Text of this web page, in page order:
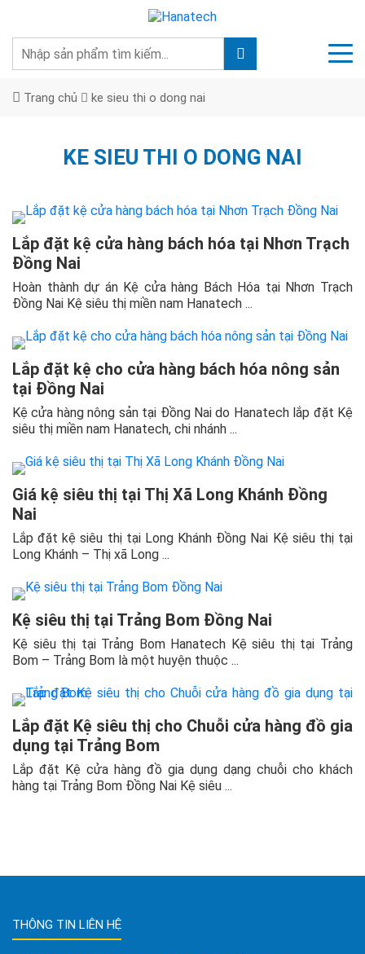
Trang chủ ke sieu thi o dong nai
KE SIEU THI O DONG NAI
Lắp đặt kệ cửa hàng bách hóa tại Nhơn Trạch
Đồng Nai
Hoàn thành dự án Kệ cửa hàng Bách Hóa tại Nhơn Trạch
Đồng Nai Kệ siêu thị miền nam Hanatech ...
Lắp đặt kệ cho cửa hàng bách hóa nông sản
tại Đồng Nai
Kệ cửa hàng nông sản tại Đồng Nai do Hanatech lắp đặt Kệ
siêu thị miền nam Hanatech, chi nhánh ...
Giá kệ siêu thị tại Thị Xã Long Khánh Đồng
Nai
Lắp đặt kệ siêu thị tại Long Khánh Đồng Nai Kệ siêu thị tại
Long Khánh – Thị xã Long ...
Kệ siêu thị tại Trảng Bom Đồng Nai
Kệ siêu thị tại Trảng Bom Hanatech Kệ siêu thị tại Trảng
Bom – Trảng Bom là một huyện thuộc ...
Lắp đặt Kệ siêu thị cho Chuỗi cửa hàng đồ gia
dụng tại Trảng Bom
Lắp đặt Kệ cửa hàng đồ gia dụng dạng chuỗi cho khách
hàng tại Trảng Bom Đồng Nai Kệ siêu ...
THÔNG TIN LIÊN HỆ